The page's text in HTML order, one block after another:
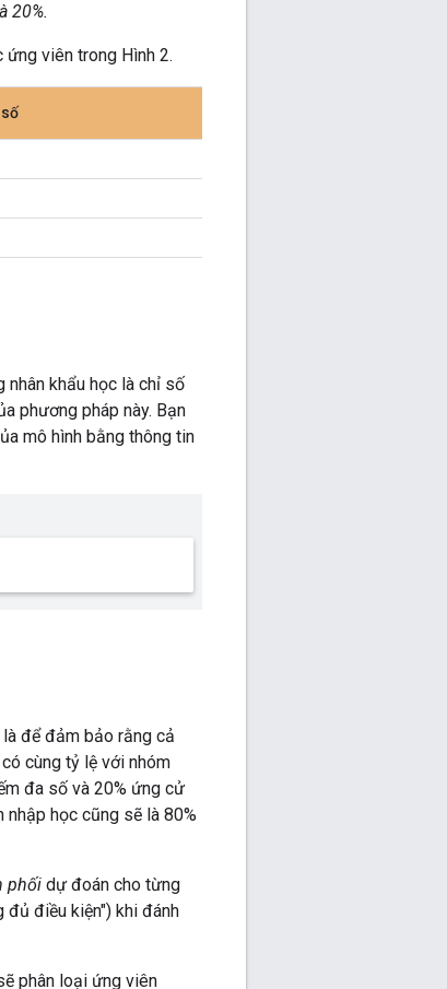
20%.
viên trong Hình 2.
khẩu học là chỉ số
phương pháp này. Bạn
mô hình bằng thông tin
để đảm bảo rằng cả
cùng tỷ lệ với nhóm
đa số và 20% ứng cử
học cũng sẽ là 80%
phối dự đoán cho từng
đủ điều kiện") khi đánh
phân loại ứng viên